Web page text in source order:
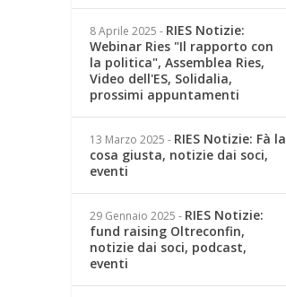
8 Aprile 2025 - RIES Notizie:
Webinar Ries "Il rapporto con
la politica", Assemblea Ries,
Video dell'ES, Solidalia,
prossimi appuntamenti
13 Marzo 2025 - RIES Notizie: Fà la
cosa giusta, notizie dai soci,
eventi
29 Gennaio 2025 - RIES Notizie:
fund raising Oltreconfin,
notizie dai soci, podcast,
eventi